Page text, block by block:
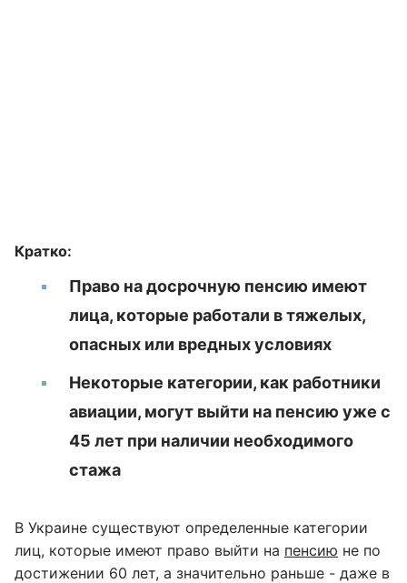
Кратко:
Право на досрочную пенсию имеют
лица, которые работали в тяжелых,
опасных или вредных условиях
Некоторые категории, как работники
авиации, могут выйти на пенсию уже с
45 лет при наличии необходимого
стажа
В Украине существуют определенные категории
лиц, которые имеют право выйти на пенсию не по
достижении 60 лет, а значительно раньше - даже в